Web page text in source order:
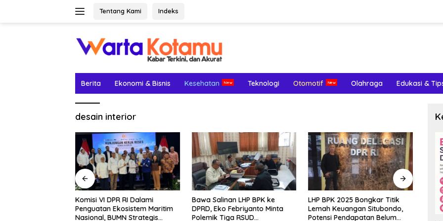
Tentang Kami Indeks
Berita Ekonomi & Bisnis Kesehatan Teknologi Otomotif Olahraga Edukasi &
desain interior
Komisi VI DPR RI Dalami
Penguatan Ekosistem Maritim
Nasional, BUMN Strategis
Bawa Salinan LHP BPK ke
DPRD, Eko Febriyanto Minta
Polemik Tiga RSUD
LHP BPK 2025 Bongkar Titik
Lemah Keuangan Situbondo,
Potensi Pendapatan Belum